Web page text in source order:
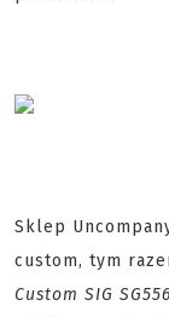
Sklep
custom, tym
Custom SIG